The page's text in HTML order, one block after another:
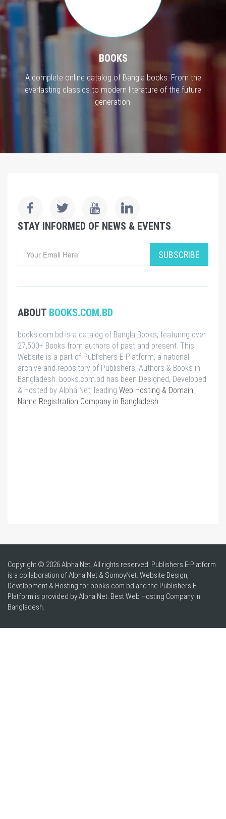
BOOKS
A complete online catalog of Bangla books. From the
everlasting classics to modern literature of the future
generation.
STAY INFORMED OF NEWS & EVENTS
SUBSCRIBE
ABOUT BOOKS.COM.BD
books.com.bd is a catalog of Bangla Books, featuring over
27,500+ Books from authors of past and present. This
Website is a part of Publishers E-Platform, a national
archive and repository of Publishers, Authors & Books in
Bangladesh. books.com.bd has been Designed, Developed
& Hosted by Alpha Net, leading Web Hosting & Domain
Name Registration Company in Bangladesh.
Copyright © 2026 Alpha Net, All rights reserved. Publishers E-Platform
is a collaboration of Alpha Net & SomoyNet. Website Design,
Development & Hosting for books.com.bd and the Publishers E-
Platform is provided by Alpha Net. BestWeb Hosting Company in
Bangladesh.